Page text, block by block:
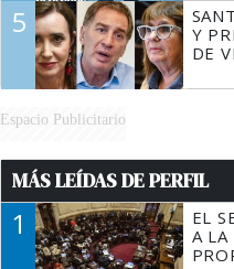
5
Y
DE
Espacio Publicitario
MÁS LEÍDAS DE PERFIL
1
EL
A